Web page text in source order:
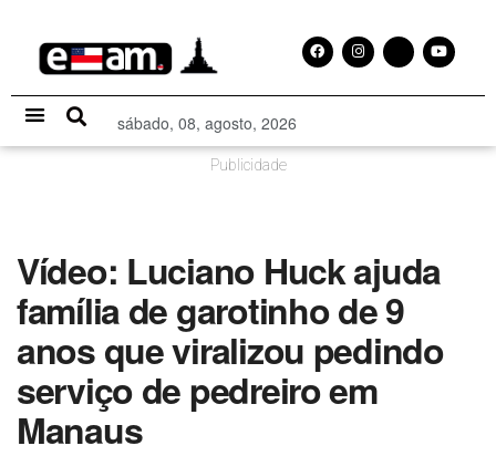
sábado, 08, agosto, 2026
Publicidade
Vídeo: Luciano Huck ajuda
família de garotinho de 9
anos que viralizou pedindo
serviço de pedreiro em
Manaus